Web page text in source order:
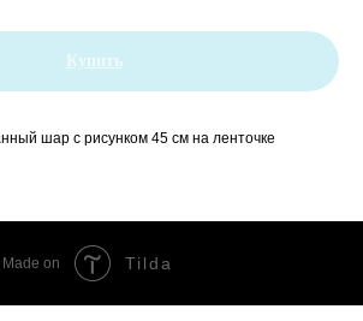
Купить
шар с рисунком 45 см на ленточке
Made on Tilda